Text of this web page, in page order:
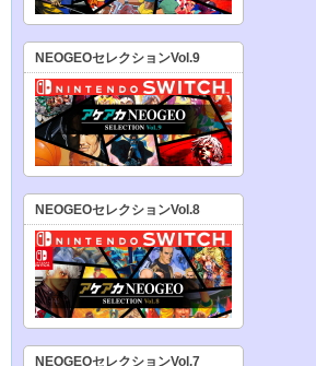
NEOGEOセレクションVol.9
NEOGEOセレクションVol.8
NEOGEOセレクションVol.7